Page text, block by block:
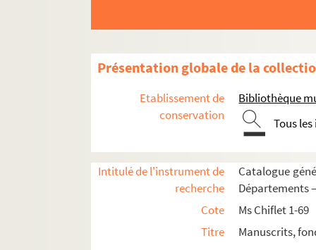
Présentation globale de la
Etablissement de
conservation
Bibliothèque
Tous
Intitulé de l'instrument de
recherche
Catalogue
Départements
Cote
Ms Chiflet 1-69
Titre
Manuscrits,
Ms Chiflet 10. « Le traicté faict à Madrid,
Ms Chiflet 12. Documents concernant
Ms Chiflet 13-14. Recueil généalogique
Ms Chiflet 15. Documents « concernant
Ms Chiflet 16. Instructions pastorales,
Ms Chiflet 17. Miracles, conversions et
Ms Chiflet 18. Affaires ecclésiastiques en
Fol. 2. « Table des pièces contenues